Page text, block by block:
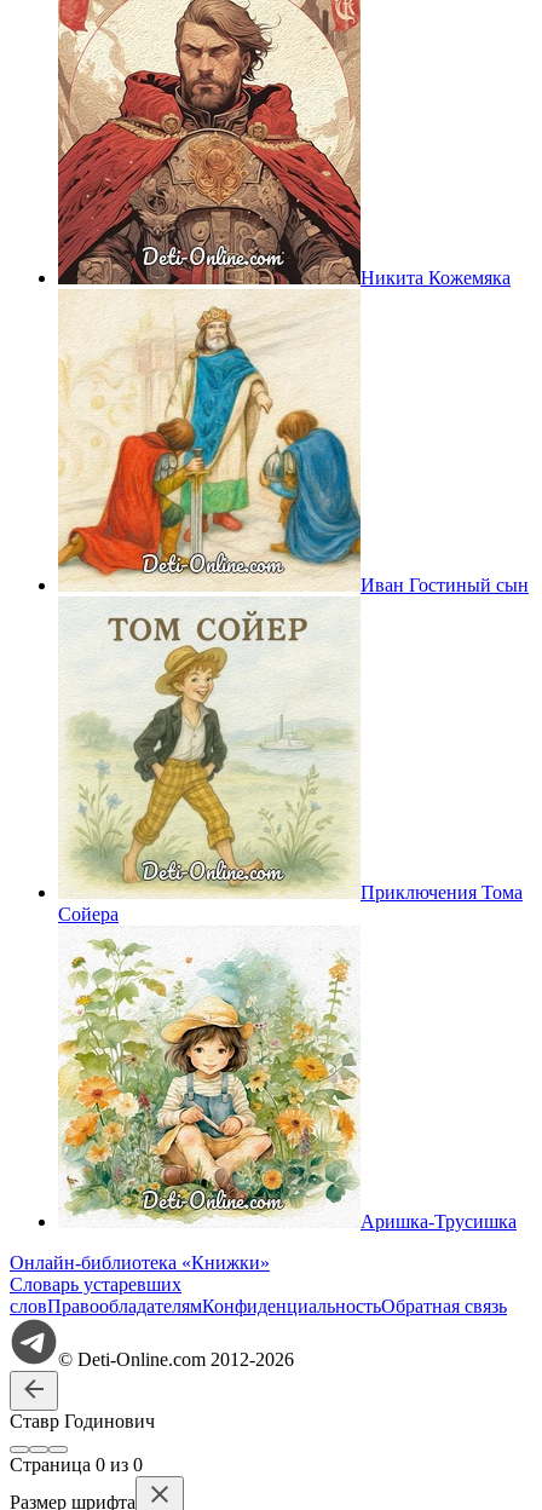
Никита Кожемяка
Иван Гостиный сын
Приключения Тома
Сойера
Аришка-Трусишка
Онлайн-библиотека «Книжки»
Словарь устаревших
словПравообладателямКонфиденциальностьОбратная связь
© Deti-Online.com 2012-2026
Ставр Годинович
Страница 0 из 0
Размер шрифта